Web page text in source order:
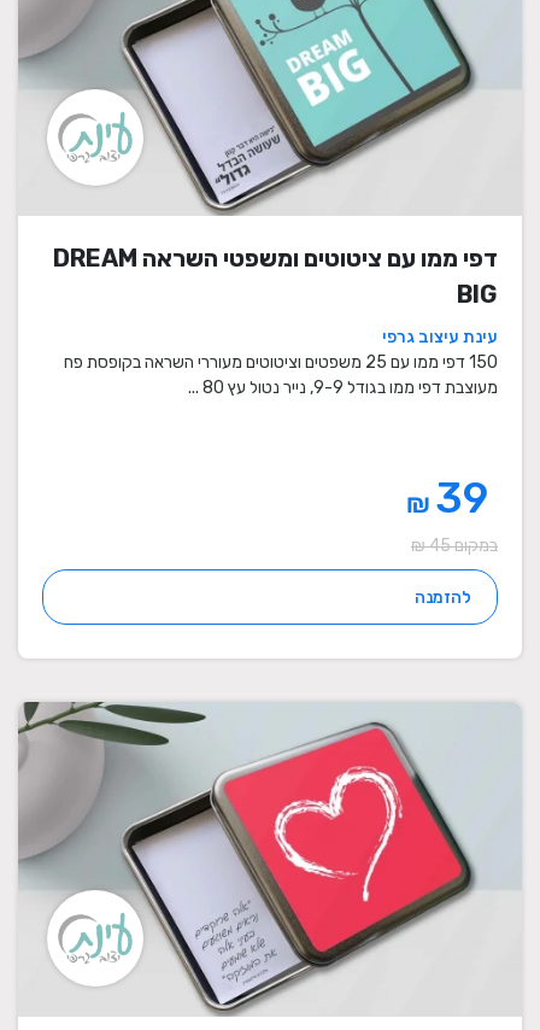
דפי ממו עם ציטוטים ומשפטי השראה DREAM
BIG
עינת עיצוב גרפי
150 דפי ממו עם 25 משפטים וציטוטים מעוררי השראה בקופסת פח
מעוצבת דפי ממו בגודל 9-9, נייר נטול עץ 80 ...
₪
במקום 45 ₪
להזמנה